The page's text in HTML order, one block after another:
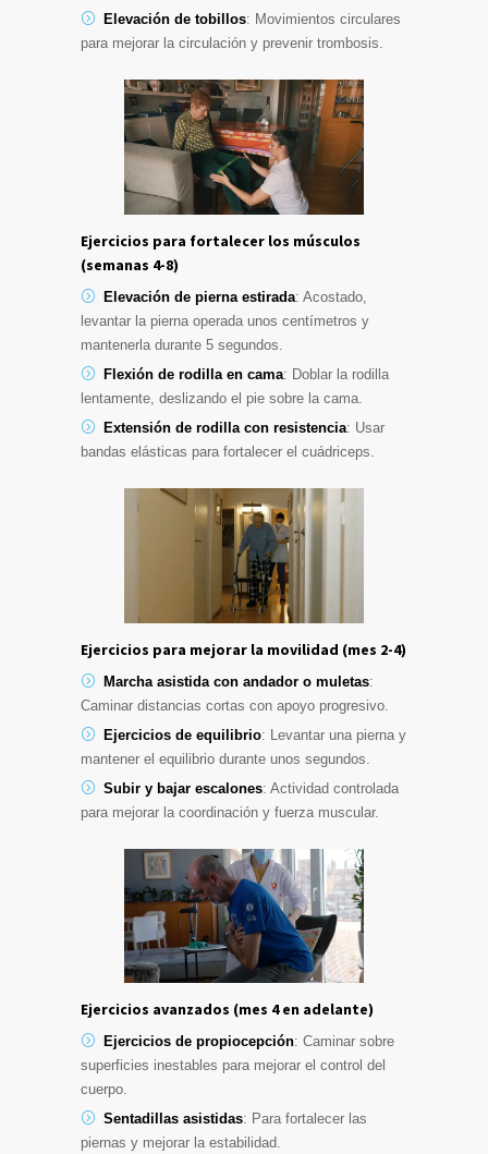
Elevación de tobillos: Movimientos circulares
para mejorar la circulación y prevenir trombosis.
Ejercicios para fortalecer los músculos
(semanas 4-8)
Elevación de pierna estirada: Acostado,
levantar la pierna operada unos centímetros y
mantenerla durante 5 segundos.
Flexión de rodilla en cama: Doblar la rodilla
lentamente, deslizando el pie sobre la cama.
Extensión de rodilla con resistencia: Usar
bandas elásticas para fortalecer el cuádriceps.
Ejercicios para mejorar la movilidad (mes 2-4)
Marcha asistida con andador o muletas:
Caminar distancias cortas con apoyo progresivo.
Ejercicios de equilibrio: Levantar una pierna y
mantener el equilibrio durante unos segundos.
Subir y bajar escalones: Actividad controlada
para mejorar la coordinación y fuerza muscular.
Ejercicios avanzados (mes 4 en adelante)
Ejercicios de propiocepción: Caminar sobre
superficies inestables para mejorar el control del
cuerpo.
Sentadillas asistidas: Para fortalecer las
piernas y mejorar la estabilidad.